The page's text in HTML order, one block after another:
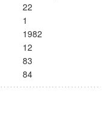
22
1
1982
12
83
84